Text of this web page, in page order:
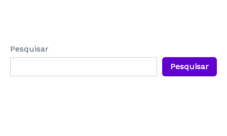
Pesquisar
Pesquisar